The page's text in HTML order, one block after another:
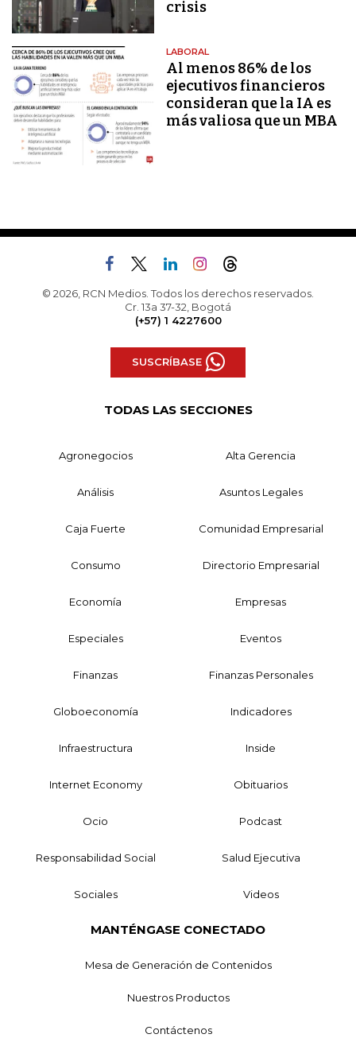
crisis
LABORAL
Al menos 86% de los
ejecutivos financieros
consideran que la IA es
más valiosa que un MBA
© 2026, RCN Medios. Todos los derechos reservados.
Cr. 13a 37-32, Bogotá
(+57) 1 4227600
SUSCRÍBASE
TODAS LAS SECCIONES
Agronegocios Alta Gerencia
Análisis Asuntos Legales
Caja Fuerte Comunidad Empresarial
Consumo Directorio Empresarial
Economía Empresas
Especiales Eventos
Finanzas Finanzas Personales
Globoeconomía Indicadores
Infraestructura Inside
Internet Economy Obituarios
Ocio Podcast
Responsabilidad Social Salud Ejecutiva
Sociales Videos
MANTÉNGASE CONECTADO
Mesa de Generación de Contenidos
Nuestros Productos
Contáctenos